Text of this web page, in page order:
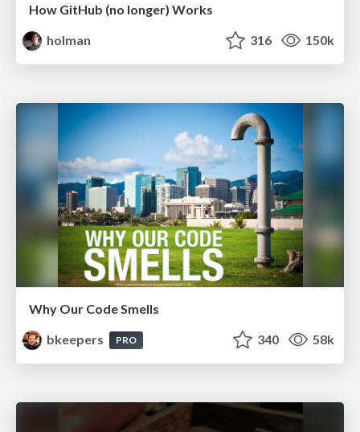
How GitHub (no longer) Works
holman
316 150k
Why Our Code Smells
bkeepers
PRO 340 58k